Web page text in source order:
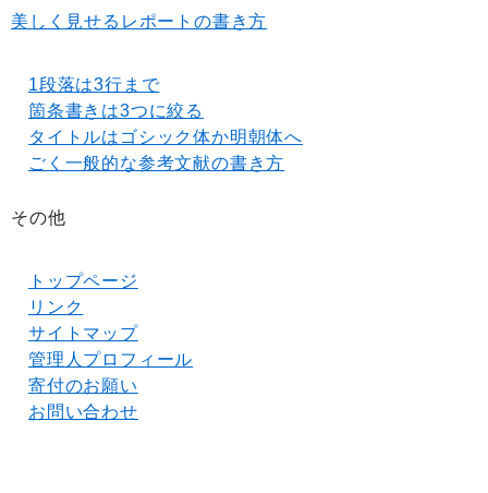
美しく見せるレポートの書き方
1段落は3行まで
箇条書きは3つに絞る
タイトルはゴシック体か明朝体へ
ごく一般的な参考文献の書き方
その他
トップページ
リンク
サイトマップ
管理人プロフィール
寄付のお願い
お問い合わせ